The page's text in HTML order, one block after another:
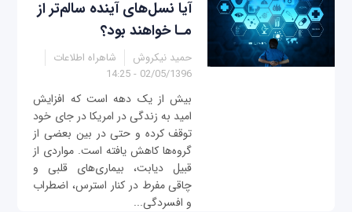
آیا نسل‌های آینده سالم‌تر از
مـا خواهند بود؟
حمید نیک‎روش
شاهراه اطلاعات
02/05/1396 - 14:25
بیش از یک دهه است که افزایش
امید به زندگی در امریکا در جای خود
توقف کرده و حتی در بین بعضی از
گروه‌ها کاهش یافته است. مواردی از
قبیل دیابت، بیماری‌های قلبی و
چاقی مفرط در کنار استرس، اضطراب
و افسردگی...